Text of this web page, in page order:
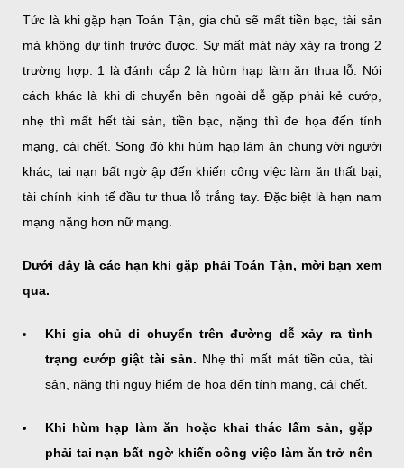
Tức là khi gặp hạn Toán Tận, gia chủ sẽ mất tiền bạc, tài sản
mà không dự tính trước được. Sự mất mát này xảy ra trong 2
trường hợp: 1 là đánh cắp 2 là hùm hạp làm ăn thua lỗ. Nói
cách khác là khi di chuyển bên ngoài dễ gặp phải kẻ cướp,
nhẹ thì mất hết tài sản, tiền bạc, nặng thì đe họa đến tính
mạng, cái chết. Song đó khi hùm hạp làm ăn chung với người
khác, tai nạn bất ngờ ập đến khiến công việc làm ăn thất bại,
tài chính kinh tế đầu tư thua lỗ trắng tay. Đặc biệt là hạn nam
mạng nặng hơn nữ mạng.
Dưới đây là các hạn khi gặp phải Toán Tận, mời bạn xem
qua.
Khi gia chủ di chuyển trên đường dễ xảy ra tình
trạng cướp giật tài sản. Nhẹ thì mất mát tiền của, tài
sản, nặng thì nguy hiểm đe họa đến tính mạng, cái chết.
Khi hùm hạp làm ăn hoặc khai thác lấm sản, gặp
phải tai nạn bất ngờ khiến công việc làm ăn trở nên